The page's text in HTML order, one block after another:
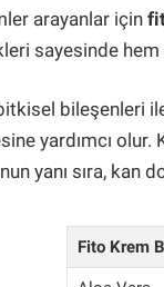
arayanlar için
sayesinde hem
bileşenleri
yardımcı
yanı sıra, kan
Fito Krem